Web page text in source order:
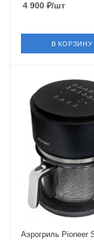
4 900 ₽/шт
В КОРЗИНУ
Аэрогриль Pioneer